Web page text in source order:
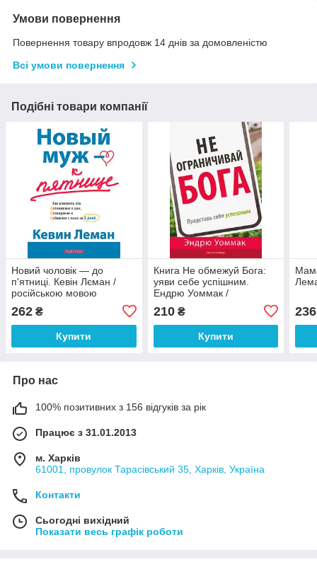
Умови повернення
Повернення товару впродовж 14 днів за домовленістю
Всі умови повернення
Подібні товари компанії
Новий чоловік — до
п'ятниці. Кевін Лєман /
російською мовою
262 ₴
Купити
Книга Не обмежуй Бога:
уяви себе успішним.
Ендрю Уоммак /
210₴
Купити
236
Про нас
100% позитивних з 156 відгуків за рік
Працює з 31.01.2013
м. Харків
61001, провулок Тарасівський 35, Харків, Україна
Контакти
Сьогодні вихідний
Показати весь графік роботи